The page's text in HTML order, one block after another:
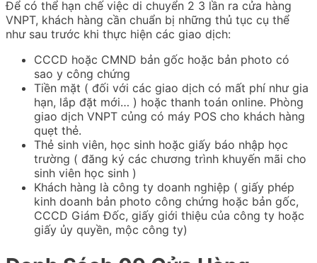
Để có thể hạn chế việc di chuyển 2 3 lần ra cửa hàng
VNPT, khách hàng cần chuẩn bị những thủ tục cụ thể
như sau trước khi thực hiện các giao dịch:
CCCD hoặc CMND bản gốc hoặc bản photo có
sao y công chứng
Tiền mặt ( đối với các giao dịch có mất phí như gia
hạn, lắp đặt mới… ) hoặc thanh toán online. Phòng
giao dịch VNPT củng có máy POS cho khách hàng
quẹt thẻ.
Thẻ sinh viên, học sinh hoặc giấy báo nhập học
trường ( đăng ký các chương trình khuyến mãi cho
sinh viên học sinh )
Khách hàng là công ty doanh nghiệp ( giấy phép
kinh doanh bản photo công chứng hoặc bản gốc,
CCCD Giám Đốc, giấy giới thiệu của công ty hoặc
giấy ủy quyền, mộc công ty)